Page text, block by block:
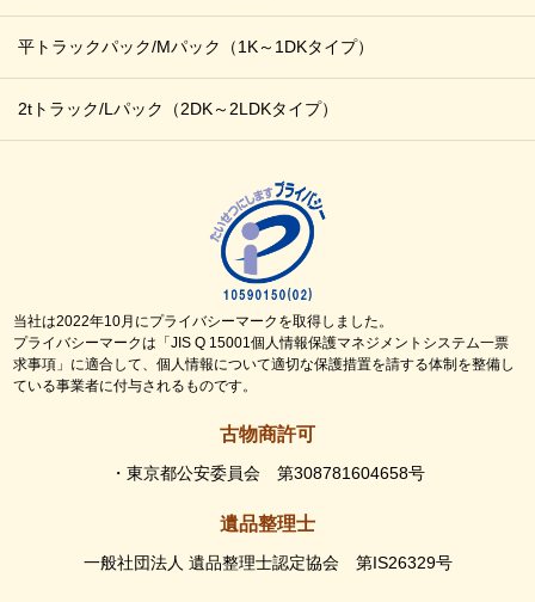
平トラックパック/Mパック （1K～1DKタイプ）
2tトラック/Lパック （2DK～2LDKタイプ）
当社は2022年10月にプライバシーマークを取得しました。
プライバシーマークは「JIS Q 15001個人情報保護マネジメントシステム一票
求事項」に適合して、個人情報について適切な保護措置を請する体制を整備し
ている事業者に付与されるものです。
古物商許可
・東京都公安委員会 第308781604658号
遺品整理士
一般社団法人 遺品整理士認定協会 第IS26329号